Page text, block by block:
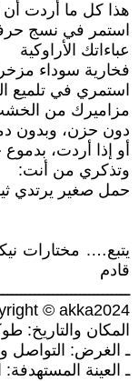
هذا كل ما أردت أن
استمر في نسج
عباءاتك الأراوكية
فخارية سوداء
استمري في تلميع
مزاميرك من
دون حزن، وبدون
أو إذا أردت،
وتذكري من أنت:
حمل صغير يرتدي
يتبع…. مختارات
قادم
© akka2024
المكان والتاريخ: طوكيـو
ـ الغرض: التواصل
ـ العينة